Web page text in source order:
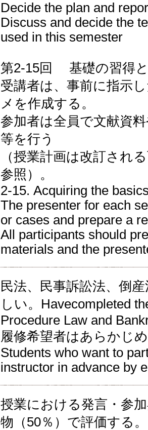
Decide the plan and
Discuss and decide the
used in this semester
第2-15回 基礎の習得
受講者は、事前に指示
メを作成する。
参加者は全員で文献資
等を行う
（授業計画は改訂され
参照）。
2-15. Acquiring the
The presenter for each
or cases and prepare a
All participants should
materials and the
民法、民事訴訟法、倒
しい。Havecompleted
Procedure Law and
履修希望者はあらかじ
Students who want to
instructor in advance by
授業における発言・参
物（50％）で評価する。